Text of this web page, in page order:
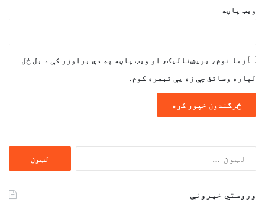
ویب پاڼه
زما نوم، بریښنالیک، او ویب پاڼه په دې براوزر کې د بل ځل
لپاره وساتئ چې زه یې تبصره کوم.
وروستي خپرونې